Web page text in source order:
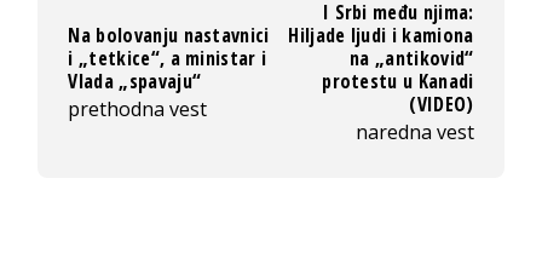
Na bolovanju nastavnici
i „tetkice“, a ministar i
Vlada „spavaju“
prethodna vest
I Srbi među njima:
Hiljade ljudi i kamiona
na „antikovid“
protestu u Kanadi
(VIDEO)
naredna vest